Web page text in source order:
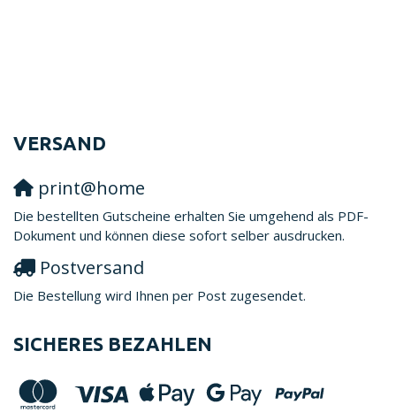
VERSAND
print@home
Die bestellten Gutscheine erhalten Sie umgehend als PDF-
Dokument und können diese sofort selber ausdrucken.
Postversand
Die Bestellung wird Ihnen per Post zugesendet.
SICHERES BEZAHLEN